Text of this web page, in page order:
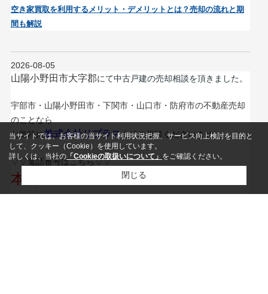
空き家買取を利用するメリット・デメリットとは？売却の流れと期
間も解説
2026-08-05
山陽小野田市大字郡にて中古戸建の売却相談を頂きました 。
宇部市・山陽小野田市・下関市・山口市・防府市の不動産売却
のことなら
お気軽に株式会社リプラスまでご相談くださいませ
▽▽電話番号はこちら▽▽
本店：0120-967-542
当サイトでは、お客様の当サイト利用状況把握、サービス向上検討を目的と
して、クッキー（Cookie）を使用しています。
詳しくは、当社の 「Cookieの取扱いについて」 をご確認ください。
閉じる